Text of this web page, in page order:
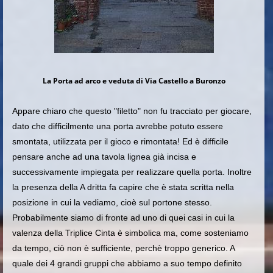
La Porta ad arco e veduta di Via Castello a Buronzo
Appare chiaro che questo "filetto" non fu tracciato per giocare,
dato che difficilmente una porta avrebbe potuto essere
smontata, utilizzata per il gioco e rimontata! Ed è difficile
pensare anche ad una tavola lignea già incisa e
successivamente impiegata per realizzare quella porta. Inoltre
la presenza della A dritta fa capire che è stata scritta nella
posizione in cui la vediamo, cioè sul portone stesso.
Probabilmente siamo di fronte ad uno di quei casi in cui la
valenza della Triplice Cinta è simbolica ma, come sosteniamo
da tempo, ciò non è sufficiente, perchè troppo generico. A
quale dei 4 grandi gruppi che abbiamo a suo tempo definito